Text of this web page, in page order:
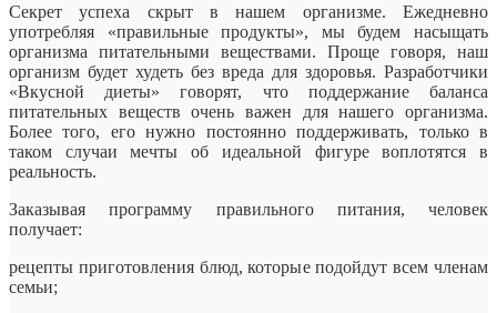
Секрет успеха скрыт в нашем организме. Ежедневно
употребляя «правильные продукты», мы будем насыщать
организма питательными веществами. Проще говоря, наш
организм будет худеть без вреда для здоровья. Разработчики
«Вкусной диеты» говорят, что поддержание баланса
питательных веществ очень важен для нашего организма.
Более того, его нужно постоянно поддерживать, только в
таком случаи мечты об идеальной фигуре воплотятся в
реальность.
Заказывая программу правильного питания, человек
получает:
рецепты приготовления блюд, которые подойдут всем членам
семьи;